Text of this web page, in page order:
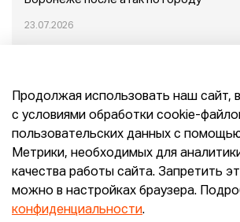
23.07.2026
Конец эпохи маркетплейсов:
Mr.Doors Максима Валецкого
26.06.2026
Продолжая использовать наш сайт,
с условиями обработки cookie-
пользовательских данных с
Метрики, необходимых для
качества работы сайта. Запретить
можно в настройках браузера.
конфиденциальности.